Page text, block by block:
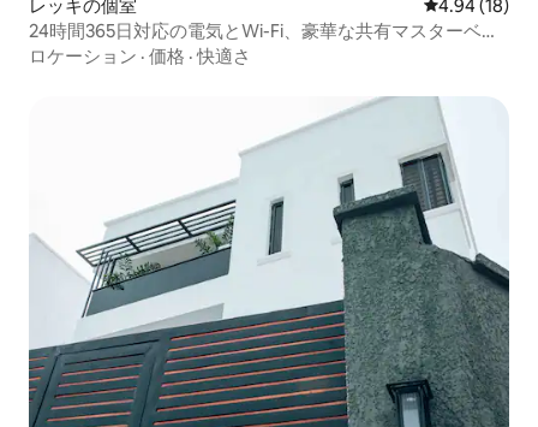
レッキの個室 レビュー18
4.94 (18)
24時間365日対応の電気とWi-Fi、豪華な共有マスターベッ
ド
ロケーション · 価格 ·快適さ